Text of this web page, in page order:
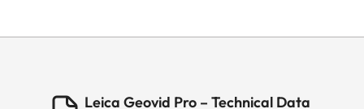
Leica Geovid Pro – Technical Data